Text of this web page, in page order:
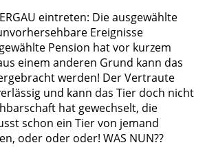
eintreten: Die ausgewählte
Ereignisse
Pension hat vor kurzem
einem anderen Grund kann das
werden! Der Vertraute
und kann das Tier doch nicht
hat gewechselt, die
schon ein Tier von jemand
oder oder oder! WAS NUN??